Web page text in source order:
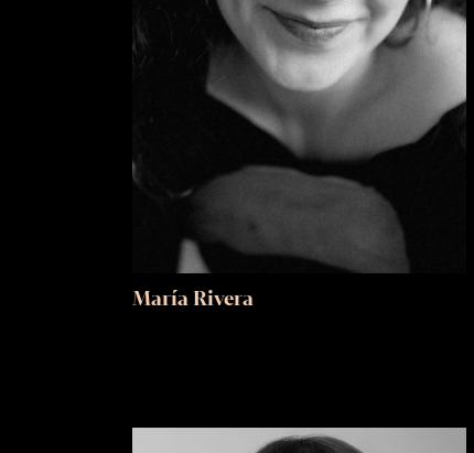
María Rivera